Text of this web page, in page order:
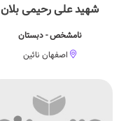
شهید علی رحیمی بلان
نامشخص - دبستان
اصفهان نائین